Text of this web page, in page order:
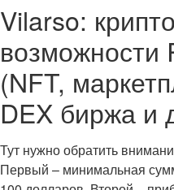
Vilarso:
возможности
(NFT,
DEX биржа и
Тут нужно обратить
Первый – минимальная